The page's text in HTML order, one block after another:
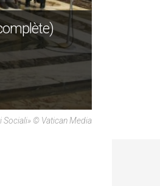
Sociali» © Vatican Media